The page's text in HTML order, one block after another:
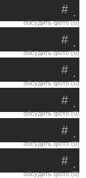
.
#
обсудить фото (0)
.
#
обсудить фото (0)
.
#
обсудить фото (0)
.
#
обсудить фото (0)
.
#
обсудить фото (0)
.
#
обсудить фото (0)